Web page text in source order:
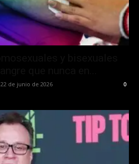
22 de junio de 2026 0